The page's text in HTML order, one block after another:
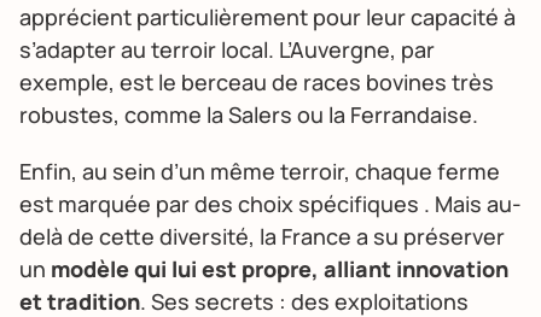
apprécient particulièrement pour leur capacité à
s’adapter au terroir local. L’Auvergne, par
exemple, est le berceau de races bovines très
robustes, comme la Salers ou la Ferrandaise.
Enfin, au sein d’un même terroir, chaque ferme
est marquée par des choix spécifiques . Mais au-
delà de cette diversité, la France a su préserver
un modèle qui lui est propre, alliant innovation
et tradition. Ses secrets : des exploitations